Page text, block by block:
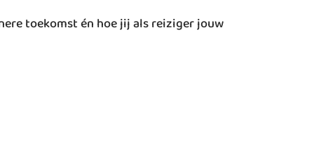
toekomst én hoe jij als reiziger jouw